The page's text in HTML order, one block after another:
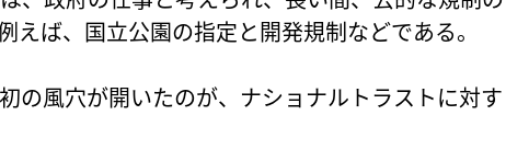
えば、国立公園の指定と開発規制などである。
の風穴が開いたのが、ナショナルトラストに対す